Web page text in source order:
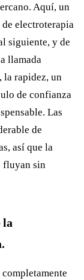
Aquí, un
electroterapia
siguiente, y de
llamada
la rapidez, un
de confianza
Las
de
así que la
fluyan sin
la